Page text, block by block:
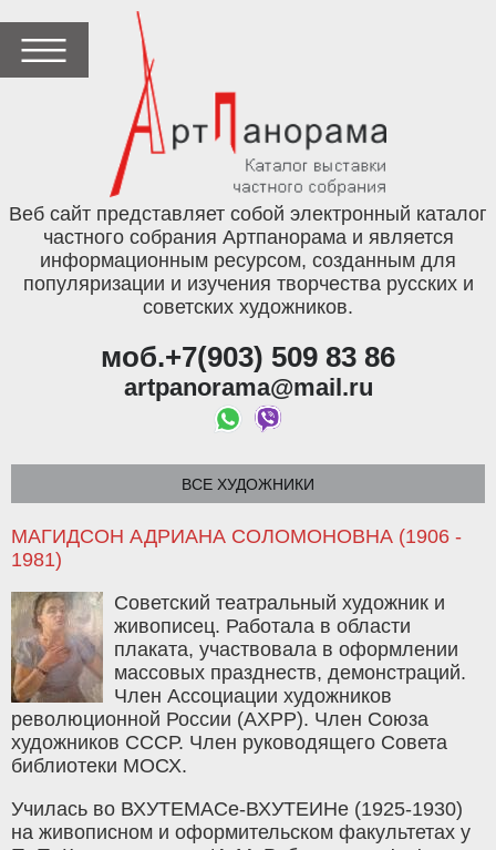
Веб сайт представляет собой электронный каталог
частного собрания Артпанорама и является
информационным ресурсом, созданным для
популяризации и изучения творчества русских и
советских художников.
моб.+7(903) 509 83 86
artpanorama@mail.ru
ВСЕ ХУДОЖНИКИ
МАГИДСОН АДРИАНА СОЛОМОНОВНА (1906 -
1981)
Советский театральный художник и
живописец. Работала в области
плаката, участвовала в оформлении
массовых празднеств, демонстраций.
Член Ассоциации художников
революционной России (АХРР). Член Союза
художников СССР. Член руководящего Совета
библиотеки МОСХ.
Училась во ВХУТЕМАСе-ВХУТЕИНе (1925-1930)
на живописном и оформительском факультетах у